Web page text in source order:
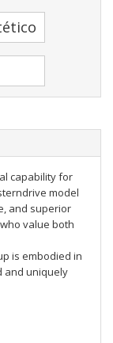
capability for
model
and superior
value both
is embodied in
and uniquely